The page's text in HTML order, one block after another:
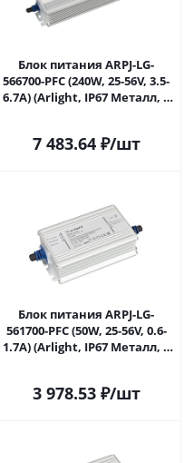
Блок питания ARPJ-LG-
566700-PFC (240W, 25-56V, 3.5-
6.7A) (Arlight, IP67 Металл, 5
7 483.64₽/шт
Блок питания ARPJ-LG-
561700-PFC (50W, 25-56V, 0.6-
1.7A) (Arlight, IP67 Металл, 5
3 978.53₽/шт